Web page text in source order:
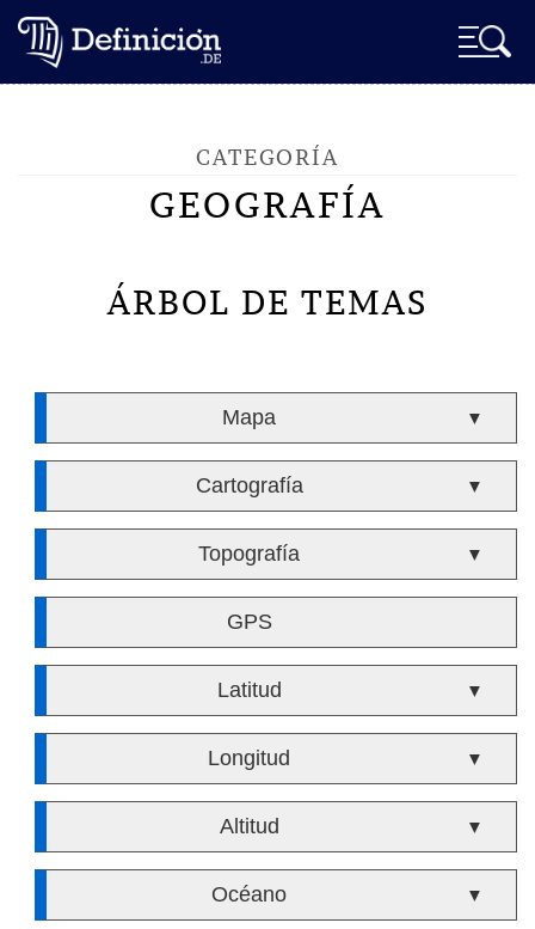
CATEGORÍA
GEOGRAFÍA
ÁRBOL DE TEMAS
Mapa ▼
Cartografía ▼
Topografía ▼
GPS
Latitud ▼
Longitud ▼
Altitud ▼
Océano ▼